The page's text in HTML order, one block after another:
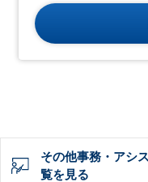
その他事務・アシ
覧を見る